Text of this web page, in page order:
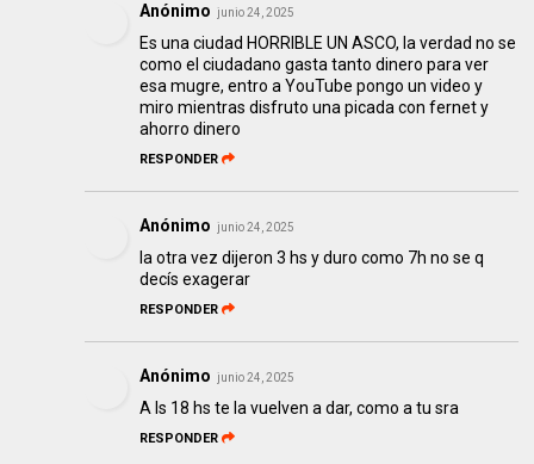
Anónimo junio 24, 2025
Es una ciudad HORRIBLE UN ASCO, la verdad no se
como el ciudadano gasta tanto dinero para ver
esa mugre, entro a YouTube pongo un video y
miro mientras disfruto una picada con fernet y
ahorro dinero
RESPONDER
Anónimo junio 24, 2025
la otra vez dijeron 3 hs y duro como 7h no se q
decís exagerar
RESPONDER
Anónimo junio 24, 2025
A ls 18 hs te la vuelven a dar, como a tu sra
RESPONDER